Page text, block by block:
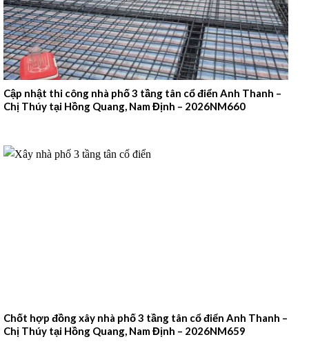
Cập nhật thi công nhà phố 3 tầng tân cổ điển Anh Thanh –
Chị Thúy tại Hồng Quang, Nam Định – 2026NM660
Chốt hợp đồng xây nhà phố 3 tầng tân cổ điển Anh Thanh –
Chị Thúy tại Hồng Quang, Nam Định – 2026NM659